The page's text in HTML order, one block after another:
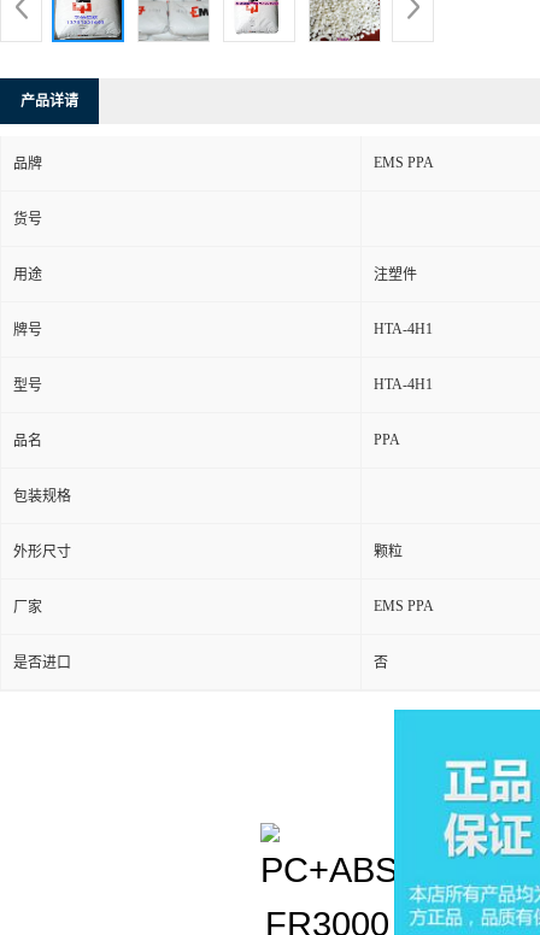
产品详请
品牌 EMS PPA
货号
用途 注塑件
牌号 HTA-4H1
型号 HTA-4H1
品名 PPA
包装规格
外形尺寸 颗粒
厂家 EMS PPA
是否进口 否